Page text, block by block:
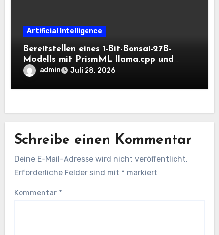
Artificial Intelligence
Bereitstellen eines 1-Bit-Bonsai-27B-
Modells mit PrismML llama.cpp und
OpenAI-kompatiblen lokalen Inferenz-
Workflows
admin Juli 28, 2026
Schreibe einen Kommentar
Deine E-Mail-Adresse wird nicht veröffentlicht.
Erforderliche Felder sind mit * markiert
Kommentar *